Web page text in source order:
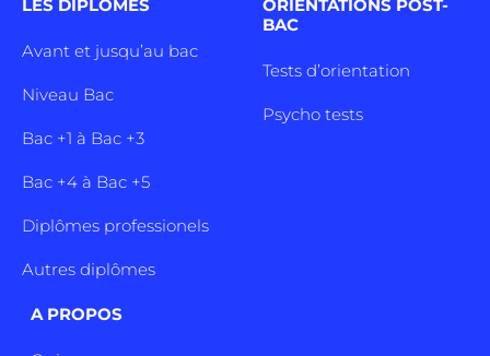
LES DIPLÔMES
Avant et jusqu’au bac
Niveau Bac
Bac +1 à Bac +3
Bac +4 à Bac +5
Diplômes professionels
Autres diplômes
ORIENTATIONS POST-
BAC
Tests d’orientation
Psycho tests
A PROPOS